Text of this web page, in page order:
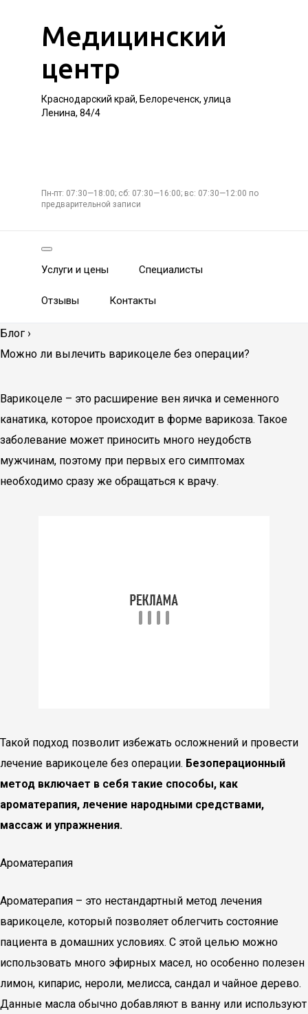
Медицинский
центр
Краснодарский край, Белореченск, улица
Ленина, 84/4
Пн-пт: 07:30—18:00; сб: 07:30—16:00; вс: 07:30—12:00 по
предварительной записи
Услуги и цены Специалисты
Отзывы Контакты
Блог ›
Можно ли вылечить варикоцеле без операции?
Варикоцеле – это расширение вен яичка и семенного
канатика, которое происходит в форме варикоза. Такое
заболевание может приносить много неудобств
мужчинам, поэтому при первых его симптомах
необходимо сразу же обращаться к врачу.
Такой подход позволит избежать осложнений и провести
лечение варикоцеле без операции. Безоперационный
метод включает в себя такие способы, как
ароматерапия, лечение народными средствами,
массаж и упражнения.
Ароматерапия
Ароматерапия – это нестандартный метод лечения
варикоцеле, который позволяет облегчить состояние
пациента в домашних условиях. С этой целью можно
использовать много эфирных масел, но особенно полезен
лимон, кипарис, нероли, мелисса, сандал и чайное дерево.
Данные масла обычно добавляют в ванну или используют